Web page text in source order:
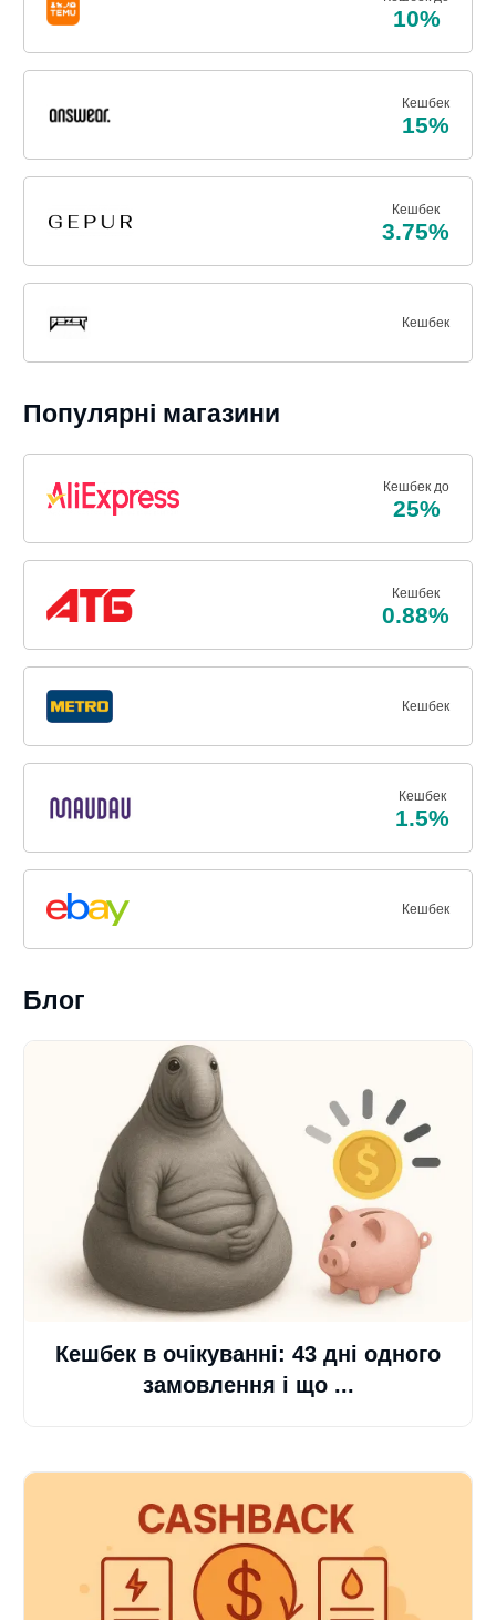
10%
Кешбек
15%
Кешбек
3.75%
Кешбек
Популярні магазини
Кешбек до
25%
Кешбек
0.88%
Кешбек
Кешбек
1.5%
Кешбек
Блог
Кешбек в очікуванні: 43 дні одного
замовлення і що ...